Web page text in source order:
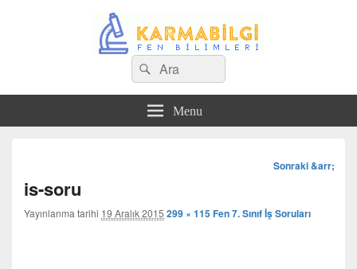
Search
for:
Ara
Menu
Görsel
Sonraki &arr;
is-soru
Yayınlanma tarihi 19 Aralık 2015 299 × 115Fen 7. Sınıf İş Soruları